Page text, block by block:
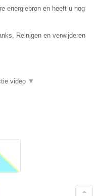
energiebron en heeft u nog
Reinigen en verwijderen
video ▼